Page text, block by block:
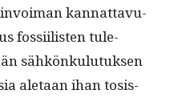
kan­nat­tavu­
fos­si­ilis­ten tule­
sähkönku­lu­tuk­sen
ale­taan ihan tosis­